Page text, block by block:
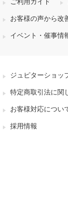
ご利用ガイド
お客様の声から改
イベント・催事情
ジュピターショッ
特定商取引法に関
お客様対応につい
採用情報